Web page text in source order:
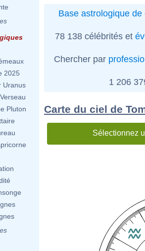
2025
Uranus
Pluton
Base astrologique de
78 138 célébrités et
Chercher par
1 206
Carte du ciel de
Sélectionnez